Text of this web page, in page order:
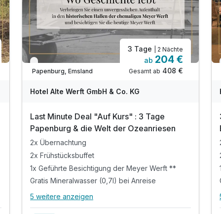
Verfügbar bis Dezember
Papenburg, Emsland
3 Tage | 2 Nächte
ab 204 €
Gesamt ab 408 €
Hotel Alte Werft GmbH & Co. KG
Last Minute Deal "Auf Kurs" : 3 Tage
Papenburg & die Welt der Ozeanriesen
2x Übernachtung
2x Frühstücksbuffet
1x Geführte Besichtigung der Meyer Werft **
Gratis Mineralwasser (0,7l) bei Anreise
Alle Inklusivleistungen
5 weitere anzeigen